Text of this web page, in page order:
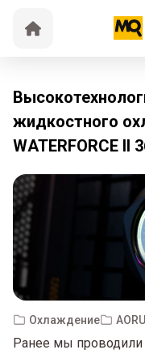
жидкостного
WATERFORCE II
Охлаждение
Ранее мы проводили